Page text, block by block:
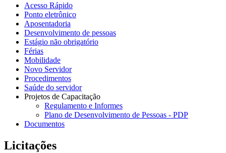
Acesso Rápido
Ponto eletrônico
Aposentadoria
Desenvolvimento de pessoas
Estágio não obrigatório
Férias
Mobilidade
Novo Servidor
Procedimentos
Saúde do servidor
Projetos de Capacitação
Regulamento e Informes
Plano de Desenvolvimento de Pessoas - PDP
Documentos
Licitações